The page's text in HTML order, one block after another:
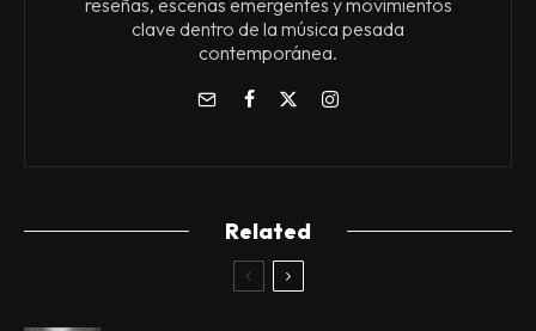
clave dentro de la música pesada
contemporánea.
Related